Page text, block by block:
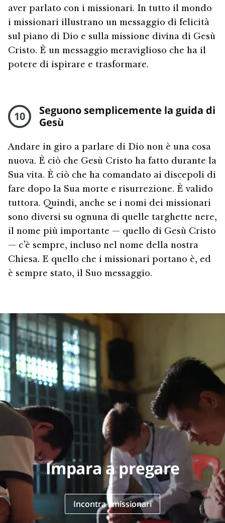
aver parlato con i missionari. In tutto il mondo
i missionari illustrano un messaggio di felicità
sul piano di Dio e sulla missione divina di Gesù
Cristo. È un messaggio meraviglioso che ha il
potere di ispirare e trasformare.
10
Seguono semplicemente la guida di
Gesù
Andare in giro a parlare di Dio non è una cosa
nuova. È ciò che Gesù Cristo ha fatto durante la
Sua vita. È ciò che ha comandato ai discepoli di
fare dopo la Sua morte e risurrezione. È valido
tuttora. Quindi, anche se i nomi dei missionari
sono diversi su ognuna di quelle targhette nere,
il nome più importante — quello di Gesù Cristo
— c’è sempre, incluso nel nome della nostra
Chiesa. E quello che i missionari portano è, ed
è sempre stato, il Suo messaggio.
Impara a pregare
Incontra i missionari